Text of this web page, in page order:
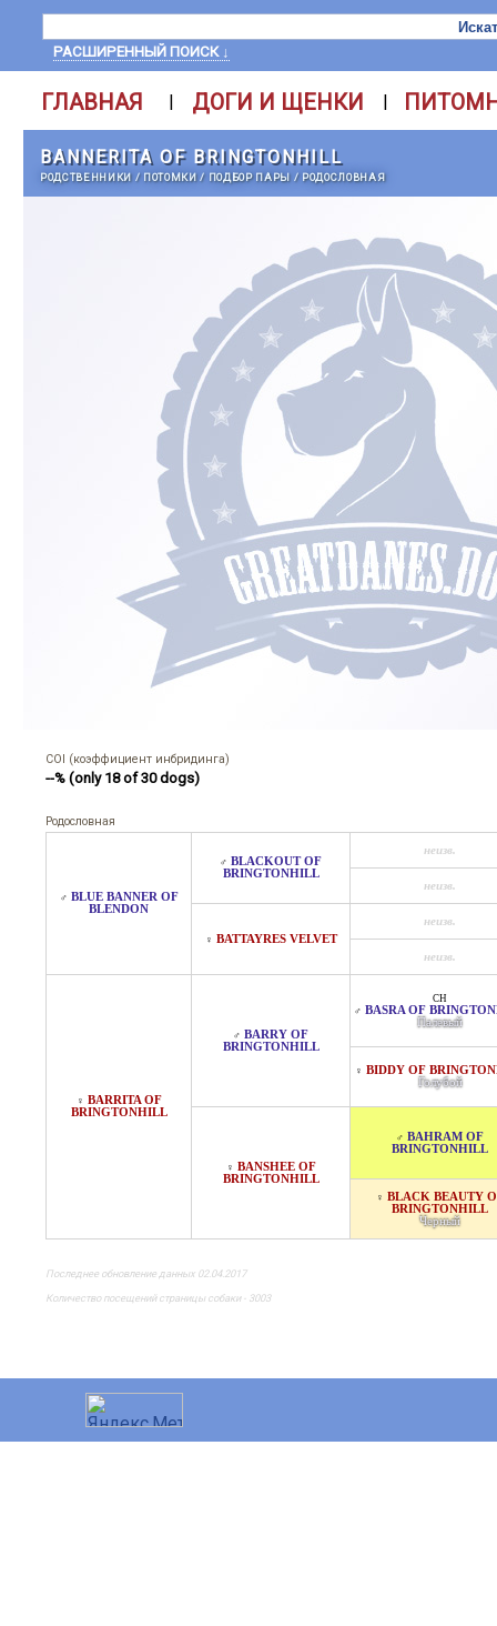
РАСШИРЕННЫЙ ПОИСК ↓
ГЛАВНАЯ | ДОГИ И ЩЕНКИ |
BANNERITA OF BRINGTONHILL
РОДСТВЕННИКИ / ПОТОМКИ/ ПОДБОР ПАРЫ / РОДОСЛОВНАЯ
COI (коэффициент инбридинга)
--% (only 18 of 30 dogs)
Родословная
♂ BLUE BANNER OF
BLENDON
♂ BLACKOUT OF
BRINGTONHILL
неизв.
неизв.
♀ BATTAYRES VELVET
неизв.
неизв.
♀ BARRITA OF
BRINGTONHILL
♂ BARRY OF
BRINGTONHILL
CH
♂ BASRA OF
Палевый
♀ BIDDY OF
Голубой
♀ BANSHEE OF
BRINGTONHILL
♂ BAHRAM OF
BRINGTONHILL
♀ BLACK BEAUTY
BRINGTONHILL
Черный
Последнее обновление данных 02.04.2017
Количество посещений страницы собаки - 3003